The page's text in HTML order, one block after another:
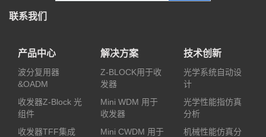
联系我们
产品中心
波分复用器
&OADM
收发器Z-Block 光
组件
收发器TFF集成
解决方案
Z-BLOCK用于收
发器
Mini WDM 用于
收发器
Mini CWDM 用于
技术创新
光学系统自动设
计
光学性能指仿真
分析
机械性能仿真分